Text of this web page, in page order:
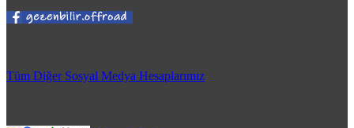
Tüm Diğer Sosyal Medya Hesaplarımız